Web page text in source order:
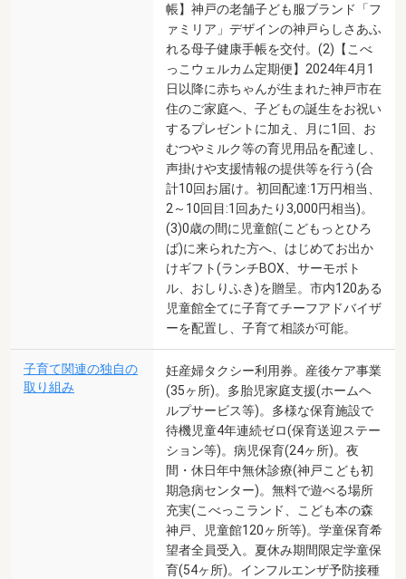
帳】神戸の老舗子ども服ブランド「フ
ァミリア」デザインの神戸らしさあふ
れる母子健康手帳を交付。(2)【こべ
っこウェルカム定期便】2024年4月1
日以降に赤ちゃんが生まれた神戸市在
住のご家庭へ、子どもの誕生をお祝い
するプレゼントに加え、月に1回、お
むつやミルク等の育児用品を配達し、
声掛けや支援情報の提供等を行う(合
計10回お届け。初回配達:1万円相当、
2～10回目:1回あたり3,000円相当)。
(3)0歳の間に児童館(こどもっとひろ
ば)に来られた方へ、はじめてお出か
けギフト(ランチBOX、サーモボト
ル、おしりふき)を贈呈。市内120ある
児童館全てに子育てチーフアドバイザ
ーを配置し、子育て相談が可能。
子育て関連の独自の
取り組み
妊産婦タクシー利用券。産後ケア事業
(35ヶ所)。多胎児家庭支援(ホームヘ
ルプサービス等)。多様な保育施設で
待機児童4年連続ゼロ(保育送迎ステー
ション等)。病児保育(24ヶ所)。夜
間・休日年中無休診療(神戸こども初
期急病センター)。無料で遊べる場所
充実(こべっこランド、こども本の森
神戸、児童館120ヶ所等)。学童保育希
望者全員受入。夏休み期間限定学童保
育(54ヶ所)。インフルエンザ予防接種